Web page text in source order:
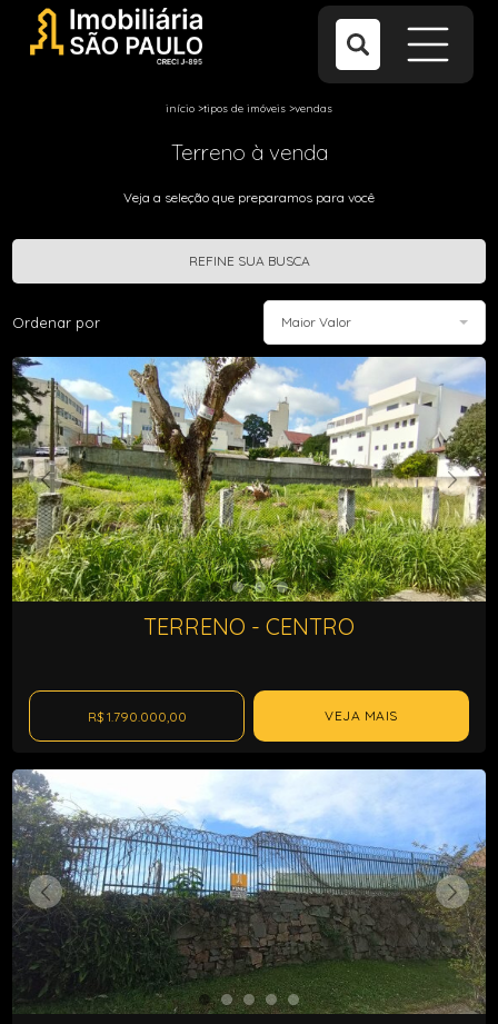
início >tipos de imóveis >vendas
Terreno à venda
Veja a seleção que preparamos para você
REFINE SUA BUSCA
Ordenar por Maior Valor
TERRENO - CENTRO
R$ 1.790.000,00 VEJA MAIS